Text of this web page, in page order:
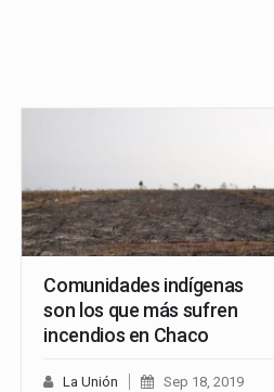
Comunidades indígenas
son los que más sufren
incendios en Chaco
La Unión Sep 18, 2019